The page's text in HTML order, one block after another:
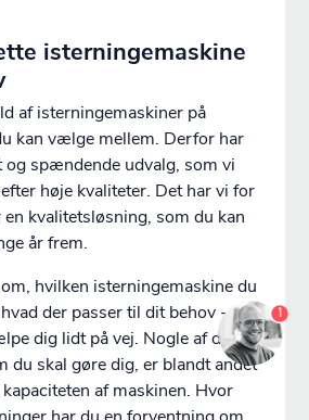
som {customerName}
isterningemaskine
af isterningemaskiner på
kan vælge mellem. Derfor har
spændende udvalg, som vi
høje kvaliteter. Det har vi for
en kvalitetsløsning, som du kan
år frem.
hvilken isterningemaskine du
der passer til dit behov - så
dig lidt på vej. Nogle af de
du skal gøre dig, er blandt andet
af maskinen. Hvor
1